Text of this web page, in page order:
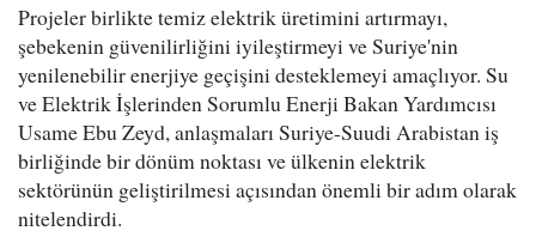
Projeler birlikte temiz elektrik üretimini artırmayı,
şebekenin güvenilirliğini iyileştirmeyi ve Suriye'nin
yenilenebilir enerjiye geçişini desteklemeyi amaçlıyor. Su
ve Elektrik İşlerinden Sorumlu Enerji Bakan Yardımcısı
Usame Ebu Zeyd, anlaşmaları Suriye-Suudi Arabistan iş
birliğinde bir dönüm noktası ve ülkenin elektrik
sektörünün geliştirilmesi açısından önemli bir adım olarak
nitelendirdi.